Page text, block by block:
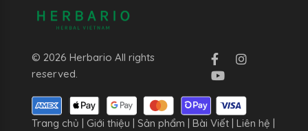
© 2026 Herbario All rights
reserved.
Trang chủ Giới thiệu Sản phẩm Bài Viết Liên hệ